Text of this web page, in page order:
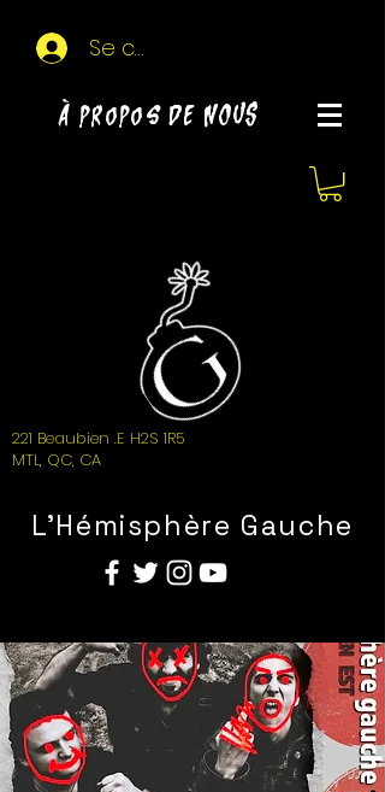
Se connecter
À propos de NOUS
221 Beaubien .E H2S 1R5
MTL, QC, CA
L'Hémisphère Gauche